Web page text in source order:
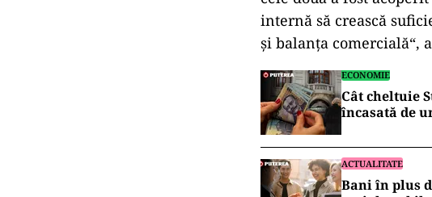
„Acest pachet este